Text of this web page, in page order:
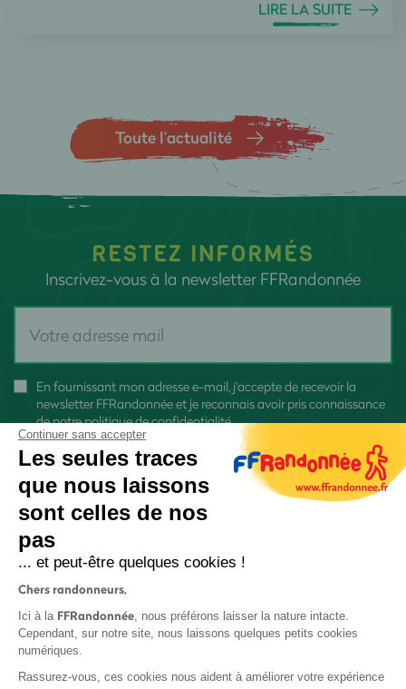
LIRE LA SUITE
Toute l’actualité
RESTEZ INFORMÉS
Inscrivez-vous à la newsletter FFRandonnée
En fournissant mon adresse e-mail, j'accepte de recevoir la
newsletter FFRandonnée et je reconnais avoir pris connaissance
denotre politique de confidentialité
Continuer sans accepter
Les seules traces
que nous laissons
sont celles de nos
pas
... et peut-être quelques cookies !
Chers randonneurs,
Ici à la FFRandonnée, nous préférons laisser la nature intacte.
Cependant, sur notre site, nous laissons quelques petits cookies
numériques.
Rassurez-vous, ces cookies nous aident à améliorer votre expérience